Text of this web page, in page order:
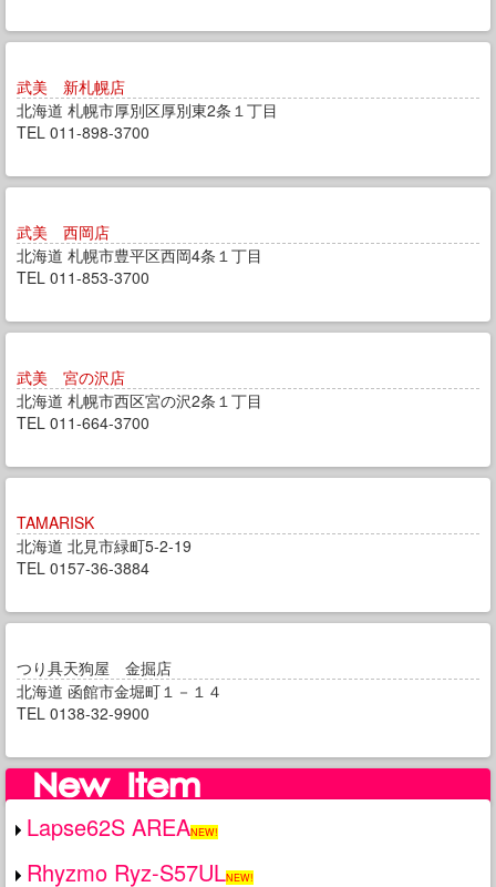
武美 新札幌店
北海道 札幌市厚別区厚別東2条１丁目
TEL 011-898-3700
武美 西岡店
北海道 札幌市豊平区西岡4条１丁目
TEL 011-853-3700
武美 宮の沢店
北海道 札幌市西区宮の沢2条１丁目
TEL 011-664-3700
TAMARISK
北海道 北見市緑町5-2-19
TEL 0157-36-3884
つり具天狗屋 金掘店
北海道 函館市金堀町１－１４
TEL 0138-32-9900
Lapse62S AREANEW!
Rhyzmo Ryz-S57ULNEW!